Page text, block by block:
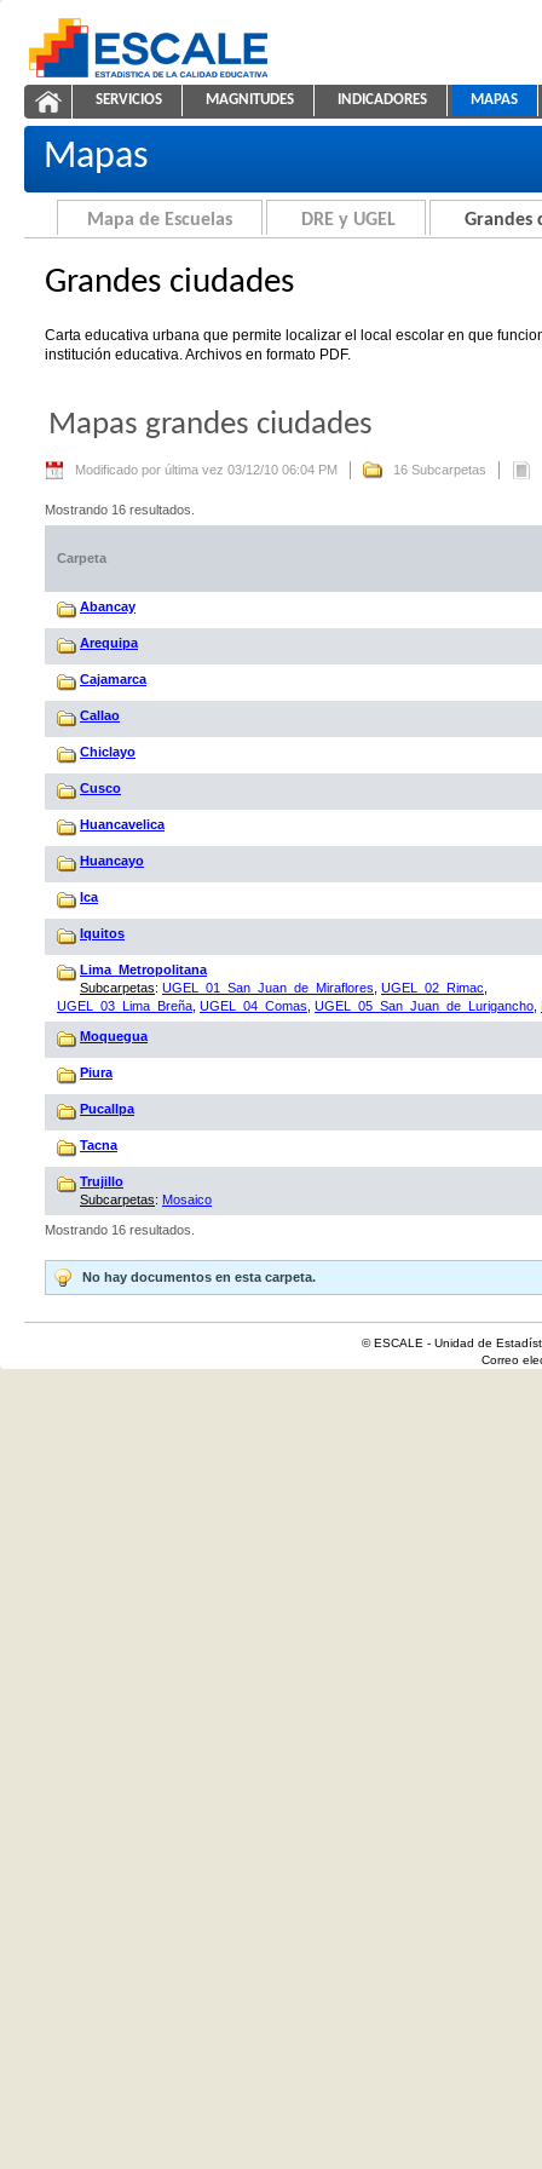
ESCALE - Unidad de Estadística Educativa
Grandes ciudades
NAVEGACIÓN
SERVICIOS MAGNITUDES INDICADORES MAPAS
Mapas
Mapa de Escuelas DRE y UGEL Grandes
Grandes ciudades
Carta educativa urbana que permite localizar el local escolar en que
institución educativa. Archivos en formato PDF.
Mapas grandes ciudades
Modificado por última vez 03/12/10 06:04 PM 16 Subcarpetas
Mostrando 16 resultados.
Carpeta
Abancay
Arequipa
Cajamarca
Callao
Chiclayo
Cusco
Huancavelica
Huancayo
Ica
Iquitos
Lima_Metropolitana
Subcarpetas: UGEL_01_San_Juan_de_Miraflores UGEL_02_Rimac
UGEL_03_Lima_Breña UGEL_04_Comas UGEL_05_San_Juan_de_Lurigancho
Moquegua
Piura
Pucallpa
Tacna
Trujillo
Subcarpetas: Mosaico
Mostrando 16 resultados.
No hay documentos en esta carpeta.
© ESCALE - Unidad de
Correo